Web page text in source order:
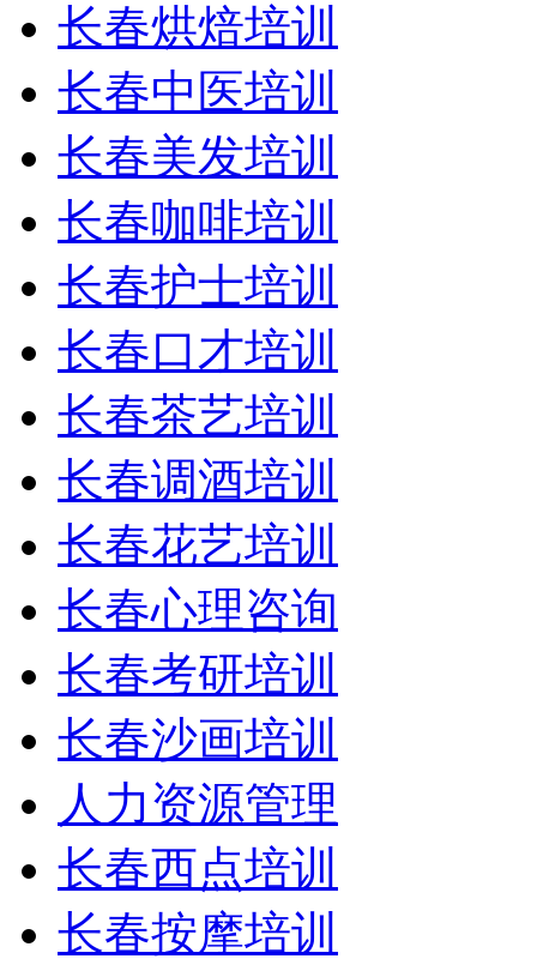
长春烘焙培训
长春中医培训
长春美发培训
长春咖啡培训
长春护士培训
长春口才培训
长春茶艺培训
长春调酒培训
长春花艺培训
长春心理咨询
长春考研培训
长春沙画培训
人力资源管理
长春西点培训
长春按摩培训